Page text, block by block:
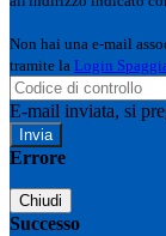
Non hai una e-mail
tramite la Login
E-mail inviata, si
Errore
Chiudi
Successo